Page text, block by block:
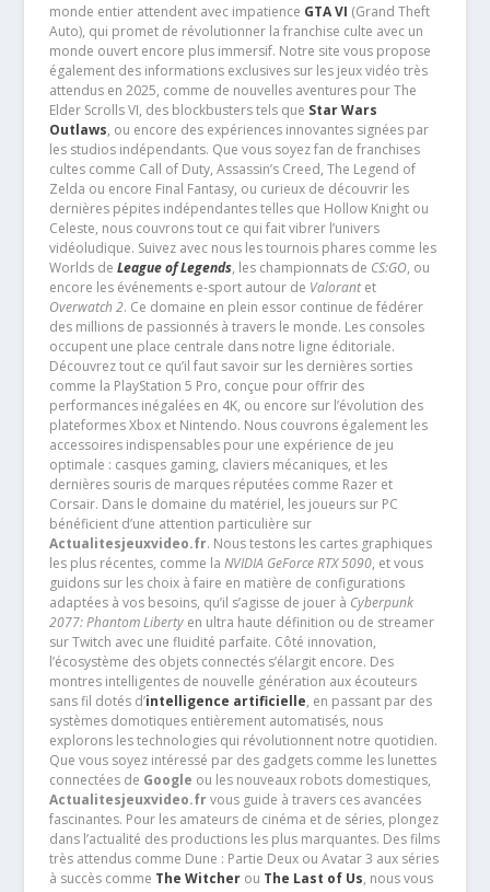
monde entier attendent avec impatience GTA VI (Grand Theft
Auto), qui promet de révolutionner la franchise culte avec un
monde ouvert encore plus immersif. Notre site vous propose
également des informations exclusives sur les jeux vidéo très
attendus en 2025, comme de nouvelles aventures pour The
Elder Scrolls VI, des blockbusters tels que Star Wars
Outlaws, ou encore des expériences innovantes signées par
les studios indépendants. Que vous soyez fan de franchises
cultes comme Call of Duty, Assassin’s Creed, The Legend of
Zelda ou encore Final Fantasy, ou curieux de découvrir les
dernières pépites indépendantes telles que Hollow Knight ou
Celeste, nous couvrons tout ce qui fait vibrer l’univers
vidéoludique. Suivez avec nous les tournois phares comme les
Worlds de League of Legends, les championnats de CS:GO, ou
encore les événements e-sport autour de Valorantet
Overwatch 2. Ce domaine en plein essor continue de fédérer
des millions de passionnés à travers le monde. Les consoles
occupent une place centrale dans notre ligne éditoriale.
Découvrez tout ce qu’il faut savoir sur les dernières sorties
comme la PlayStation 5 Pro, conçue pour offrir des
performances inégalées en 4K, ou encore sur l’évolution des
plateformes Xbox et Nintendo. Nous couvrons également les
accessoires indispensables pour une expérience de jeu
optimale : casques gaming, claviers mécaniques, et les
dernières souris de marques réputées comme Razer et
Corsair. Dans le domaine du matériel, les joueurs sur PC
bénéficient d’une attention particulière sur
Actualitesjeuxvideo.fr. Nous testons les cartes graphiques
les plus récentes, comme la NVIDIA GeForce RTX 5090, et vous
guidons sur les choix à faire en matière de configurations
adaptées à vos besoins, qu’il s’agisse de jouer à Cyberpunk
2077: Phantom Libertyen ultra haute définition ou de streamer
sur Twitch avec une fluidité parfaite. Côté innovation,
l’écosystème des objets connectés s’élargit encore. Des
montres intelligentes de nouvelle génération aux écouteurs
sans fil dotés d’intelligence artificielle, en passant par des
systèmes domotiques entièrement automatisés, nous
explorons les technologies qui révolutionnent notre quotidien.
Que vous soyez intéressé par des gadgets comme les lunettes
connectées de Google ou les nouveaux robots domestiques,
Actualitesjeuxvideo.frvous guide à travers ces avancées
fascinantes. Pour les amateurs de cinéma et de séries, plongez
dans l’actualité des productions les plus marquantes. Des films
très attendus comme Dune : Partie Deux ou Avatar 3 aux séries
à succès comme The Witcherou The Last of Us, nous vous